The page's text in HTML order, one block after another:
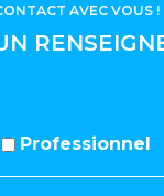
AVEC VOUS !
Professionnel